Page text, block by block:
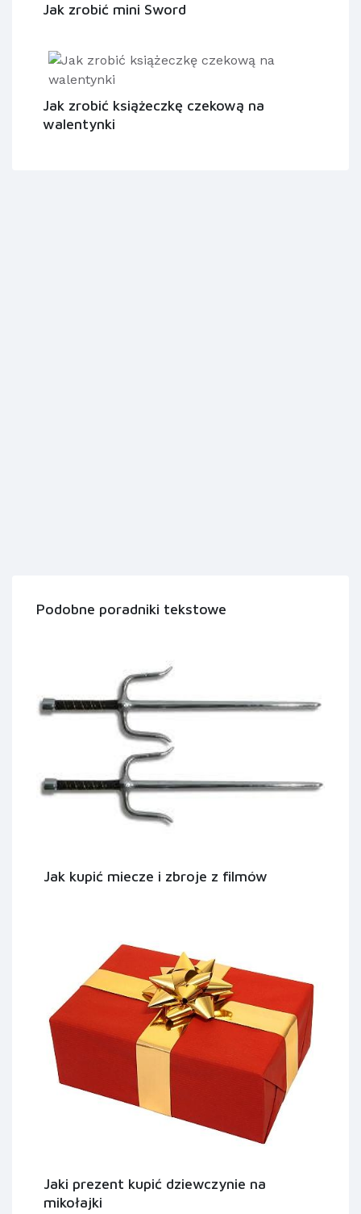
Jak zrobić mini Sword
Jak zrobić książeczkę czekową na
walentynki
Podobne poradniki tekstowe
Jak kupić miecze i zbroje z filmów
Jaki prezent kupić dziewczynie na
mikołajki